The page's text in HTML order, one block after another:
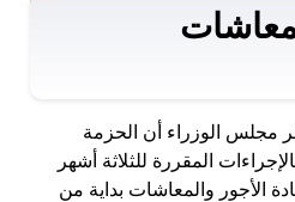
الوزراء أن الحزمة
المقررة للثلاثة أشهر
الأجور والمعاشات بداية من